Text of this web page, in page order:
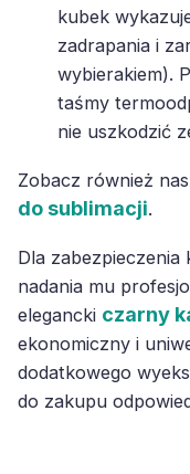
kubek
zadrapania i
wybierakiem).
taśmy
nie uszkodzić
Zobacz również
do sublimacji.
Dla
nadania mu
elegancki czarny
ekonomiczny i
dodatkowego
do zakupu